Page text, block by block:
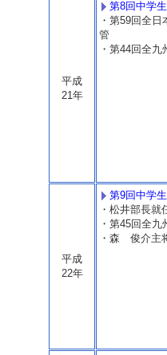
平成
21年
第8回中学
・第59回全
管
・第44回全
平成
22年
第9回中学
・松井部長就
・第45回全
・森 俊介主